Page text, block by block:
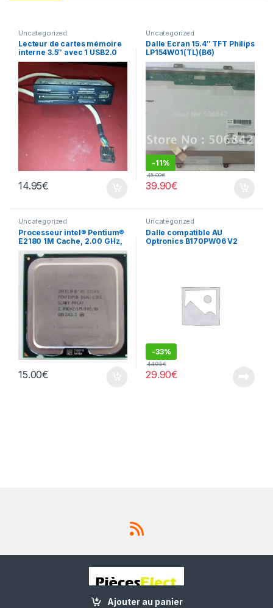
Ajouter au panier
Uncategorized
Lecteur de cartes mémoire
interne 3.5″ avec 1 USB2.0
14.95€
Uncategorized
Dalle Ecran 15.4″ TFT Philips
LP154W01(TL)(B6​)
-11%
39.90€
45.00€
Uncategorized
Processeur intel® Pentium®
E2180 1M Cache, 2.00 GHz,
800 MHz FSB
15.00€
Uncategorized
Dalle compatible AU
Optronics B170PW06 V2
-33%
29.90€
44.95€